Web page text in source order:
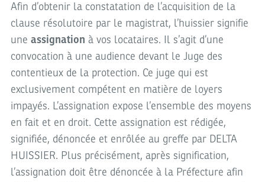
Afin d’obtenir la constatation de l’acquisition de la
clause résolutoire par le magistrat, l’huissier signifie
une assignation à vos locataires. Il s’agit d’une
convocation à une audience devant le Juge des
contentieux de la protection. Ce juge qui est
exclusivement compétent en matière de loyers
impayés. L’assignation expose l’ensemble des moyens
en fait et en droit. Cette assignation est rédigée,
signifiée, dénoncée et enrôlée au greffe par DELTA
HUISSIER. Plus précisément, après signification,
l’assignation doit être dénoncée à la Préfecture afin